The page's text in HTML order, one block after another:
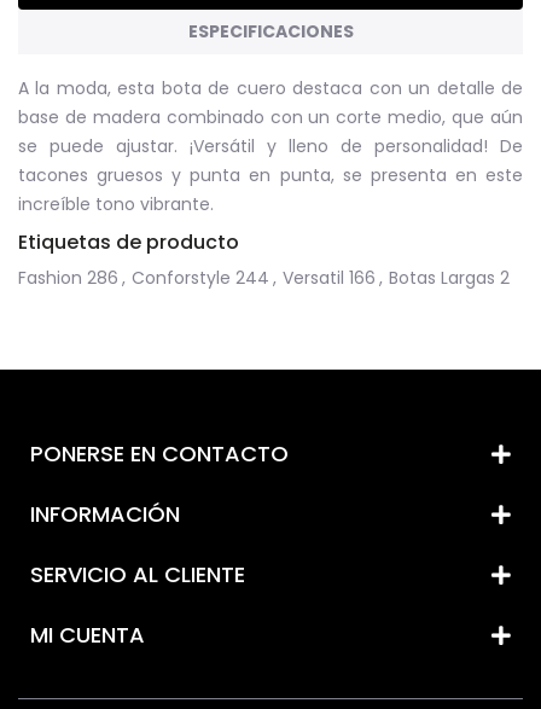
ESPECIFICACIONES
A la moda, esta bota de cuero destaca con un detalle de
base de madera combinado con un corte medio, que aún
se puede ajustar. ¡Versátil y lleno de personalidad! De
tacones gruesos y punta en punta, se presenta en este
increíble tono vibrante.
Etiquetas de producto
Fashion 286 , Conforstyle 244 , Versatil 166 , Botas Largas 2
PONERSE EN CONTACTO
INFORMACIÓN
SERVICIO AL CLIENTE
MI CUENTA